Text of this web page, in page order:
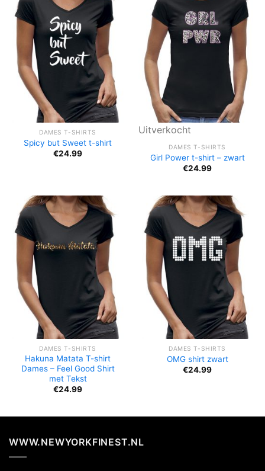
DAMES T-SHIRTS
Spicy but Sweet t-shirt
€24.99
Uitverkocht
DAMES T-SHIRTS
Girl Power t-shirt – zwart
€24.99
DAMES T-SHIRTS
Hakuna Matata T-shirt
Dames – Feel Good Shirt
met Tekst
€24.99
DAMES T-SHIRTS
OMG shirt zwart
€24.99
WWW.NEWYORKFINEST.NL